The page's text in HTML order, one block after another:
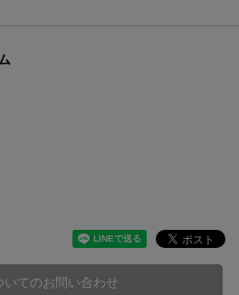
いてのお問い合わせ